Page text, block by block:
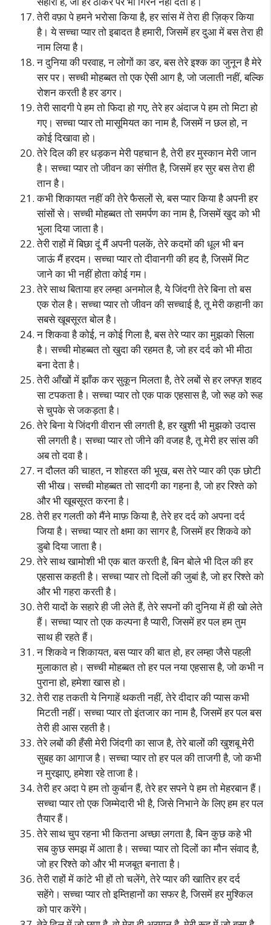
तेरी वफ़ा पे हमने भरोसा किया है, हर सांस में तेरा ही ज़िक्र किया
है। ये सच्चा प्यार तो इबादत है हमारी, जिसमें हर दुआ में बस तेरा ही
नाम लिया है।
न दुनिया की परवाह, न लोगों का डर, बस तेरे इश्क का जुनून है मेरे
सर पर। सच्ची मोहब्बत तो एक ऐसी आग है, जो जलाती नहीं, बल्कि
रोशन करती है हर डगर।
तेरी सादगी पे हम तो फिदा हो गए, तेरे हर अंदाज पे हम तो मिटा हो
गए। सच्चा प्यार तो मासूमियत का नाम है, जिसमें न छल हो, न
कोई दिखावा हो।
तेरे दिल की हर धड़कन मेरी पहचान है, तेरी हर मुस्कान मेरी जान
है। सच्चा प्यार तो जीवन का संगीत है, जिसमें हर सुर बस तेरा ही
तान है।
कभी शिकायत नहीं की तेरे फैसलों से, बस प्यार किया है अपनी हर
सांसों से। सच्ची मोहब्बत तो समर्पण का नाम है, जिसमें खुद को भी
भुला दिया जाता है।
तेरी राहों में बिछा दूं मैं अपनी पलकें, तेरे कदमों की धूल भी बन
जाऊं मैं हरदम। सच्चा प्यार तो दीवानगी की हद है, जिसमें मिट
जाने का भी नहीं होता कोई गम।
तेरे साथ बिताया हर लम्हा अनमोल है, ये जिंदगी तेरे बिना तो बस
एक रोल है। सच्चा प्यार तो जीवन की सच्चाई है, तू मेरी कहानी का
सबसे खूबसूरत बोल है।
न शिकवा है कोई, न कोई गिला है, बस तेरे प्यार का मुझको सिला
है। सच्ची मोहब्बत तो खुदा की रहमत है, जो हर दर्द को भी मीठा
बना देता है।
तेरी आँखों में झाँक कर सुकून मिलता है, तेरे लबों से हर लफ्ज़ शहद
सा टपकता है। सच्चा प्यार तो एक पाक एहसास है, जो रूह को रूह
से चुपके से जकड़ता है।
तेरे बिना ये जिंदगी वीरान सी लगती है, हर खुशी भी मुझको उदास
सी लगती है। सच्चा प्यार तो जीने की वजह है, तू मेरी हर सांस की
अब तो दवा है।
न दौलत की चाहत, न शोहरत की भूख, बस तेरे प्यार की एक छोटी
सी भीख। सच्ची मोहब्बत तो सादगी का गहना है, जो हर रिश्ते को
और भी खूबसूरत करना है।
तेरी हर गलती को मैंने माफ़ किया है, तेरे हर दर्द को अपना दर्द
जिया है। सच्चा प्यार तो क्षमा का सागर है, जिसमें हर शिकवे को
डुबो दिया जाता है।
तेरे साथ खामोशी भी एक बात करती है, बिन बोले भी दिल की हर
एहसास कहती है। सच्चा प्यार तो दिलों की जुबां है, जो हर रिश्ते को
और भी गहरा करती है।
तेरी यादों के सहारे ही जी लेते हैं, तेरे सपनों की दुनिया में ही खो लेते
हैं। सच्चा प्यार तो एक कल्पना है प्यारी, जिसमें हर पल हम तुम
साथ ही रहते हैं।
न शिकवे न शिकायत, बस प्यार की बात हो, हर लम्हा जैसे पहली
मुलाकात हो। सच्ची मोहब्बत तो हर पल नया एहसास है, जो कभी न
पुराना हो, हमेशा खास हो।
तेरी राह तकती ये निगाहें थकती नहीं, तेरे दीदार की प्यास कभी
मिटती नहीं। सच्चा प्यार तो इंतजार का नाम है, जिसमें हर पल बस
तेरी ही आस रहती है।
तेरे लबों की हँसी मेरी जिंदगी का साज है, तेरे बालों की खुशबू मेरी
सुबह का आगाज है। सच्चा प्यार तो हर पल की ताजगी है, जो कभी
न मुरझाए, हमेशा रहे ताजा है।
तेरी हर अदा पे हम तो कुर्बान हैं, तेरे हर सपने पे हम तो मेहरबान हैं।
सच्चा प्यार तो एक जिम्मेदारी भी है, जिसे निभाने के लिए हम हर पल
तैयार हैं।
तेरे साथ चुप रहना भी कितना अच्छा लगता है, बिन कुछ कहे भी
सब कुछ समझ में आता है। सच्चा प्यार तो दिलों का मौन संवाद है,
जो हर रिश्ते को और भी मजबूत बनाता है।
तेरी राहों में कांटे भी हों तो चलेंगे, तेरे प्यार की खातिर हर दर्द
सहेंगे। सच्चा प्यार तो इम्तिहानों का सफर है, जिसमें हर मुश्किल
को पार करेंगे।